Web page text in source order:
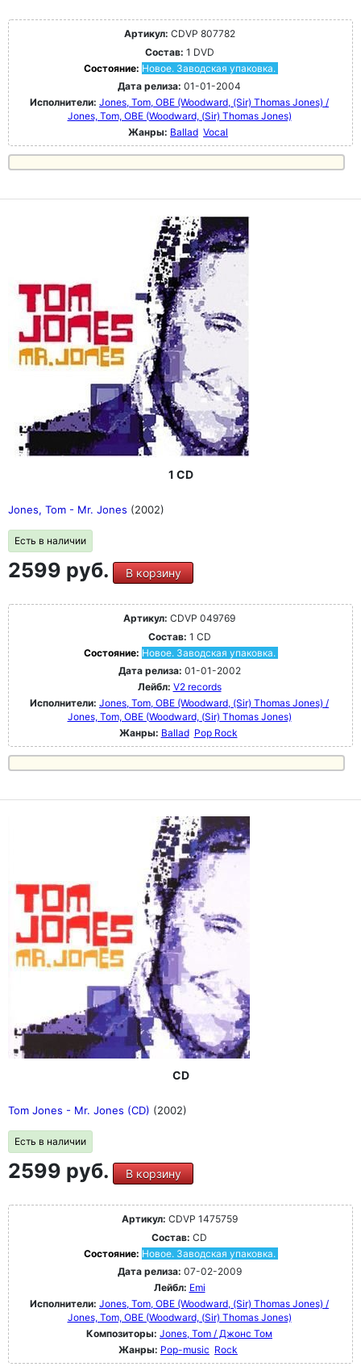
Артикул: CDVP 807782
Состав: 1 DVD
Состояние: Новое. Заводская упаковка.
Дата релиза: 01-01-2004
Исполнители: Jones, Tom, OBE (Woodward, (Sir) Thomas Jones) /
Jones, Tom, OBE (Woodward, (Sir) Thomas Jones)
Жанры: Ballad Vocal
1 CD
Jones, Tom - Mr. Jones (2002)
Есть в наличии
2599 руб. В корзину
Артикул: CDVP 049769
Состав: 1 CD
Состояние: Новое. Заводская упаковка.
Дата релиза: 01-01-2002
Лейбл: V2 records
Исполнители: Jones, Tom, OBE (Woodward, (Sir) Thomas Jones) /
Jones, Tom, OBE (Woodward, (Sir) Thomas Jones)
Жанры: Ballad Pop Rock
CD
Tom Jones - Mr. Jones (CD) (2002)
Есть в наличии
2599 руб. В корзину
Артикул: CDVP 1475759
Состав: CD
Состояние: Новое. Заводская упаковка.
Дата релиза: 07-02-2009
Лейбл: Emi
Исполнители: Jones, Tom, OBE (Woodward, (Sir) Thomas Jones) /
Jones, Tom, OBE (Woodward, (Sir) Thomas Jones)
Композиторы: Jones, Tom / Джонс Том
Жанры: Pop-music Rock